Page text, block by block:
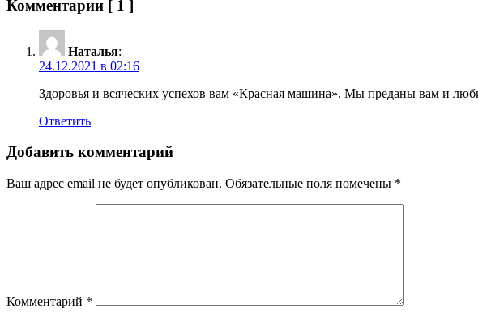
Комментарии [ 1 ]
Наталья:
24.12.2021 в 02:16
Здоровья и всяческих успехов вам «Красная машина». Мы преданы вам и
Ответить
Добавить комментарий
Ваш адрес email не будет опубликован. Обязательные поля помечены *
Комментарий *